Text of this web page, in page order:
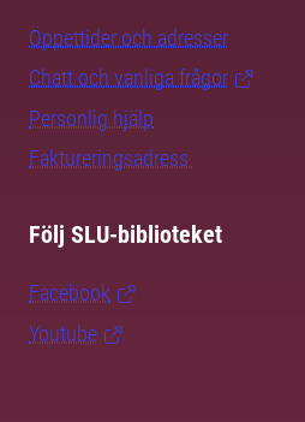
Öppettider och adresser
Chatt och vanliga frågor
Personlig hjälp
Faktureringsadress
Följ SLU-biblioteket
Facebook
Youtube